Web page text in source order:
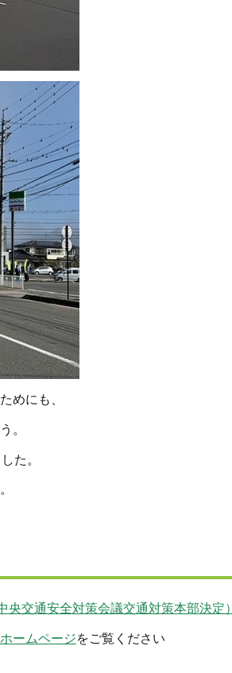
めにも、
。
た。
交通安全対策会議交通対策本部決定）
ームページをご覧ください